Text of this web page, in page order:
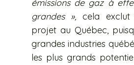
émissions de gaz à
grandes », cela
projet au Québec,
grandes industries
les plus grands